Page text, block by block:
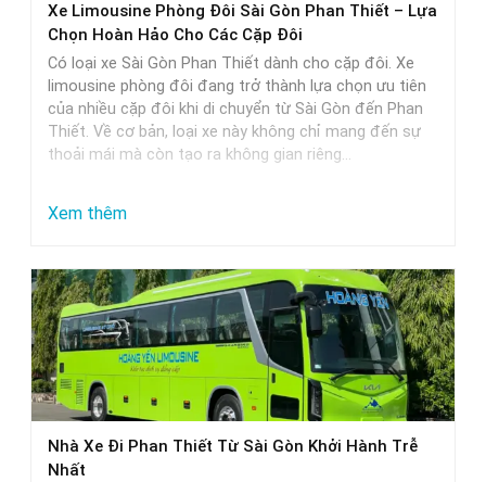
Xe Limousine Phòng Đôi Sài Gòn Phan Thiết – Lựa
Chọn Hoàn Hảo Cho Các Cặp Đôi
Có loại xe Sài Gòn Phan Thiết dành cho cặp đôi. Xe
limousine phòng đôi đang trở thành lựa chọn ưu tiên
của nhiều cặp đôi khi di chuyển từ Sài Gòn đến Phan
Thiết. Về cơ bản, loại xe này không chỉ mang đến sự
thoải mái mà còn tạo ra không gian riêng…
Xem thêm:
Limousine
Phòng
Đôi
Sài
Gòn
Phan
Thiết
Nhà Xe Đi Phan Thiết Từ Sài Gòn Khởi Hành Trễ
Nhất